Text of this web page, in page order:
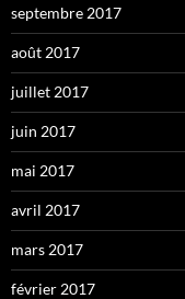
septembre 2017
août 2017
juillet 2017
juin 2017
mai 2017
avril 2017
mars 2017
février 2017